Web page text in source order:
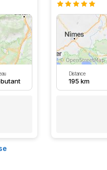
Distance
195 km